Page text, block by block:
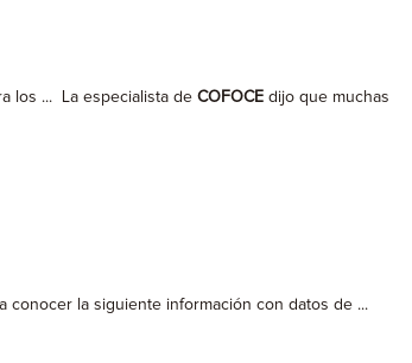
los ... La especialista de COFOCE dijo que muchas
conocer la siguiente información con datos de ...